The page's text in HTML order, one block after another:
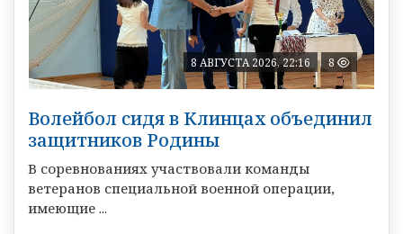
8 АВГУСТА 2026, 22:16 8
Волейбол сидя в Клинцах объединил
защитников Родины
В соревнованиях участвовали команды
ветеранов специальной военной операции,
имеющие ...